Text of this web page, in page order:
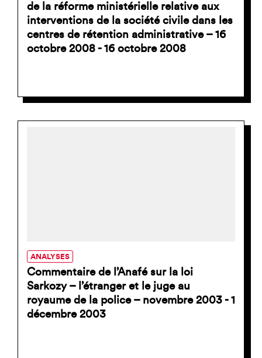
de la réforme ministérielle relative aux
interventions de la société civile dans les
centres de rétention administrative – 16
octobre 2008 - 16 octobre 2008
ANALYSES
Commentaire de l’Anafé sur la loi
Sarkozy – l’étranger et le juge au
royaume de la police – novembre 2003 - 1
décembre 2003